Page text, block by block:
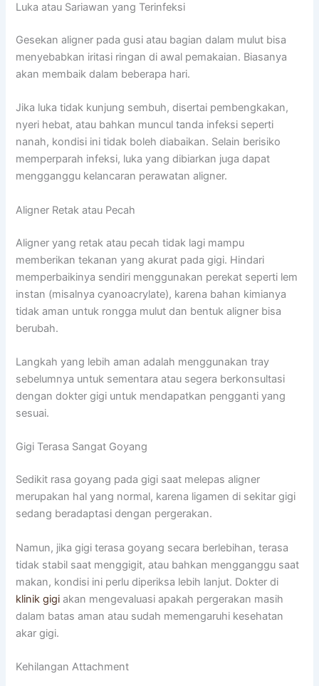
Luka atau Sariawan yang Terinfeksi
Gesekan aligner pada gusi atau bagian dalam mulut bisa
menyebabkan iritasi ringan di awal pemakaian. Biasanya
akan membaik dalam beberapa hari.
Jika luka tidak kunjung sembuh, disertai pembengkakan,
nyeri hebat, atau bahkan muncul tanda infeksi seperti
nanah, kondisi ini tidak boleh diabaikan. Selain berisiko
memperparah infeksi, luka yang dibiarkan juga dapat
mengganggu kelancaran perawatan aligner.
Aligner Retak atau Pecah
Aligner yang retak atau pecah tidak lagi mampu
memberikan tekanan yang akurat pada gigi. Hindari
memperbaikinya sendiri menggunakan perekat seperti lem
instan (misalnya cyanoacrylate), karena bahan kimianya
tidak aman untuk rongga mulut dan bentuk aligner bisa
berubah.
Langkah yang lebih aman adalah menggunakan tray
sebelumnya untuk sementara atau segera berkonsultasi
dengan dokter gigi untuk mendapatkan pengganti yang
sesuai.
Gigi Terasa Sangat Goyang
Sedikit rasa goyang pada gigi saat melepas aligner
merupakan hal yang normal, karena ligamen di sekitar gigi
sedang beradaptasi dengan pergerakan.
Namun, jika gigi terasa goyang secara berlebihan, terasa
tidak stabil saat menggigit, atau bahkan mengganggu saat
makan, kondisi ini perlu diperiksa lebih lanjut. Dokter di
klinik gigiakan mengevaluasi apakah pergerakan masih
dalam batas aman atau sudah memengaruhi kesehatan
akar gigi.
Kehilangan Attachment